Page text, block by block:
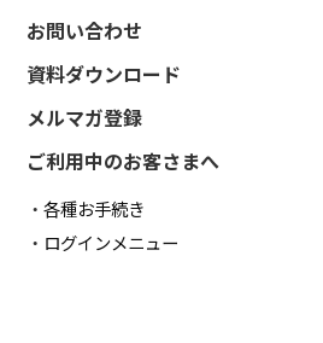
お問い合わせ
資料ダウンロード
メルマガ登録
ご利用中のお客さまへ
各種お手続き
ログインメニュー